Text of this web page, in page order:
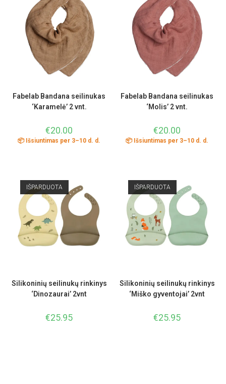
Fabelab Bandana seilinukas
‘Karamelė’ 2 vnt.
€20.00
📦 Išsiuntimas per 3–10 d. d.
Fabelab Bandana seilinukas
‘Molis’ 2 vnt.
€20.00
📦 Išsiuntimas per 3–10 d. d.
IŠPARDUOTA
Silikoninių seilinukų rinkinys
‘Dinozaurai’ 2vnt
€25.95
IŠPARDUOTA
Silikoninių seilinukų rinkinys
‘Miško gyventojai’ 2vnt
€25.95